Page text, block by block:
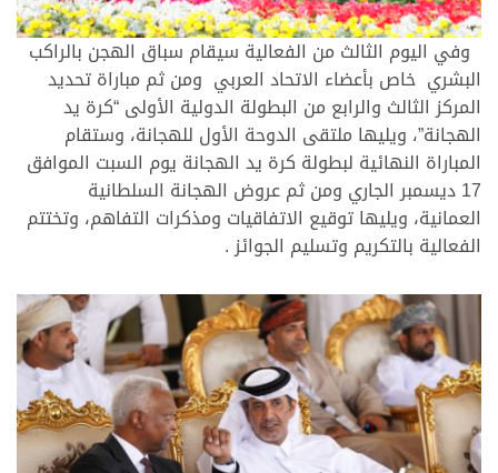
وفي اليوم الثالث من الفعالية سيقام سباق الهجن بالراكب
البشري خاص بأعضاء الاتحاد العربي ومن ثم مباراة تحديد
المركز الثالث والرابع من البطولة الدولية الأولى “كرة يد
الهجانة”، ويليها ملتقى الدوحة الأول للهجانة، وستقام
المباراة النهائية لبطولة كرة يد الهجانة يوم السبت الموافق
17 ديسمبر الجاري ومن ثم عروض الهجانة السلطانية
العمانية، ويليها توقيع الاتفاقيات ومذكرات التفاهم، وتختتم
الفعالية بالتكريم وتسليم الجوائز .